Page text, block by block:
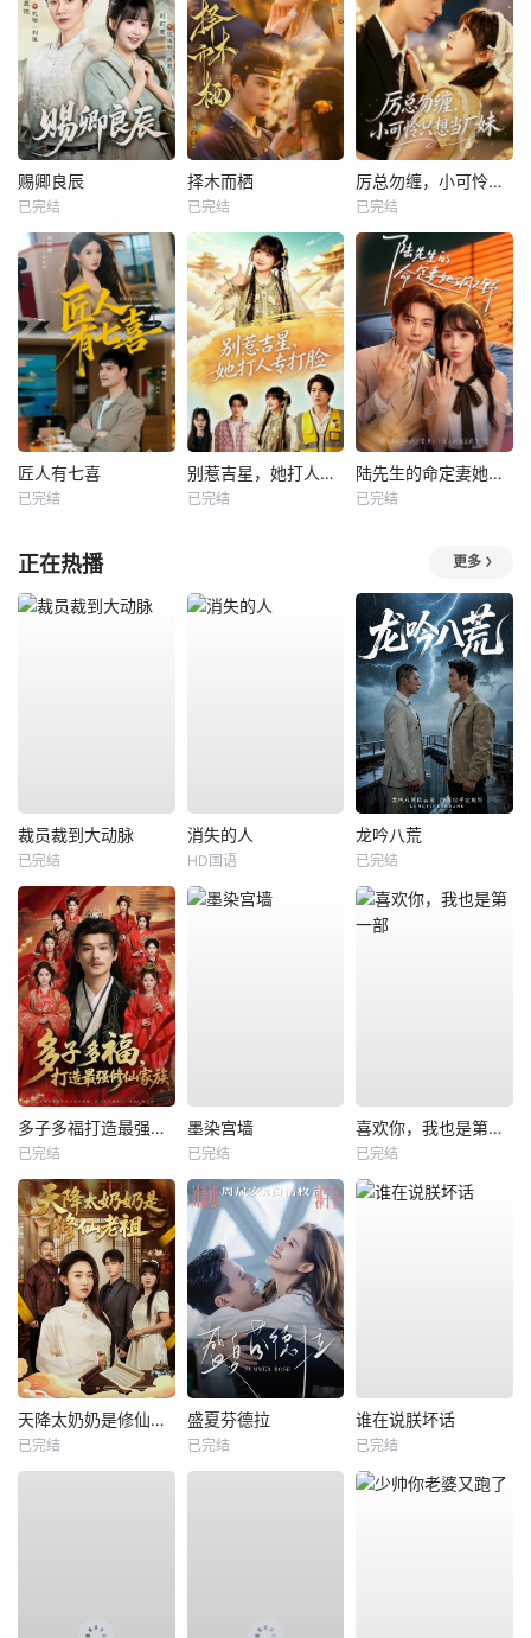
赐卿良辰
已完结
择木而栖
已完结
厉总勿缠，小可怜只想当厂妹
已完结
匠人有七喜
已完结
别惹吉星，她打人专打脸
已完结
陆先生的命定妻她飒又野
已完结
正在热播 更多
裁员裁到大动脉
已完结
消失的人
HD国语
龙吟八荒
已完结
多子多福打造最强修仙家族
已完结
墨染宫墙
已完结
喜欢你，我也是第一部
已完结
天降太奶奶是修仙老祖
已完结
盛夏芬德拉
已完结
谁在说朕坏话
已完结